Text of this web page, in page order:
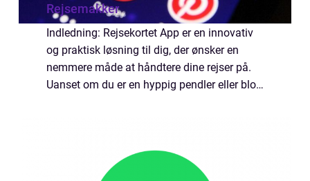
Rejsemakker
Indledning: Rejsekortet App er en innovativ
og praktisk løsning til dig, der ønsker en
nemmere måde at håndtere dine rejser på.
Uanset om du er en hyppig pendler eller blot